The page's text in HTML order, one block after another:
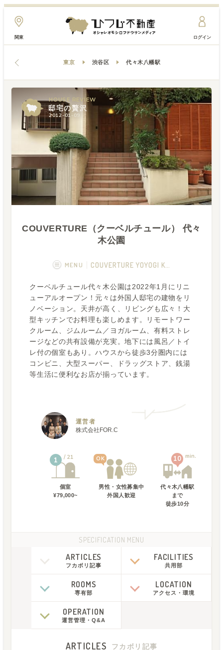
関東 ログイン
東京 渋谷区 代々木八幡駅
HOUSE REVIEW
邸宅の贅沢
2012-01-09
HOUSE REVIEW
邸宅の贅沢
2012-01-09
COUVERTURE（クーベルチュール） 代々
木公園
MENU
概要 画像一覧
空室状況 運営者
フカボリ記事
クーベルチュール代々木公園は2022年1月にリニ
ューアルオープン！元々は外国人邸宅の建物をリ
ノベーション。天井が高く、リビングも広々！大
型キッチンでお料理も楽しめます。リモートワー
クルーム、ジムルーム／ヨガルーム、有料ストレ
ージなどの共有設備が充実。地下には風呂／トイ
レ付の個室もあり。ハウスから徒歩3分圏内には
コンビニ、大型スーパー、ドラッグストア、銭湯
等生活に便利なお店が揃っています。
1 21
個室
¥79,000~
OK
男性・女性募集中
外国人歓迎
10 min.
代々木八幡駅
まで
徒歩10分
運営者
株式会社FOR.C
SPECIFICATION MENU
ARTICLES
フカボリ記事
FACILITIES
共用部
ROOMS
専有部
LOCATION
アクセス ・環境
OPERATION
運営管理 ・Q&A
ARTICLES フカボリ記事